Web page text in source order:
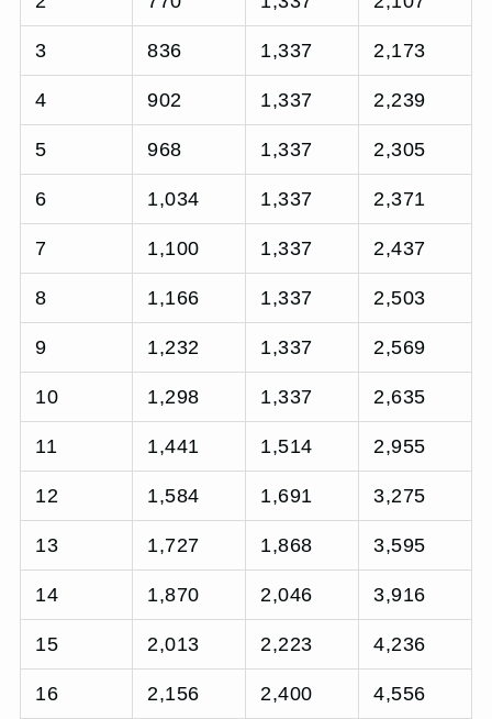
3 836 1,337 2,173
4 902 1,337 2,239
5 968 1,337 2,305
6 1,034 1,337 2,371
7 1,100 1,337 2,437
8 1,166 1,337 2,503
9 1,232 1,337 2,569
10 1,298 1,337 2,635
11 1,441 1,514 2,955
12 1,584 1,691 3,275
13 1,727 1,868 3,595
14 1,870 2,046 3,916
15 2,013 2,223 4,236
16 2,156 2,400 4,556